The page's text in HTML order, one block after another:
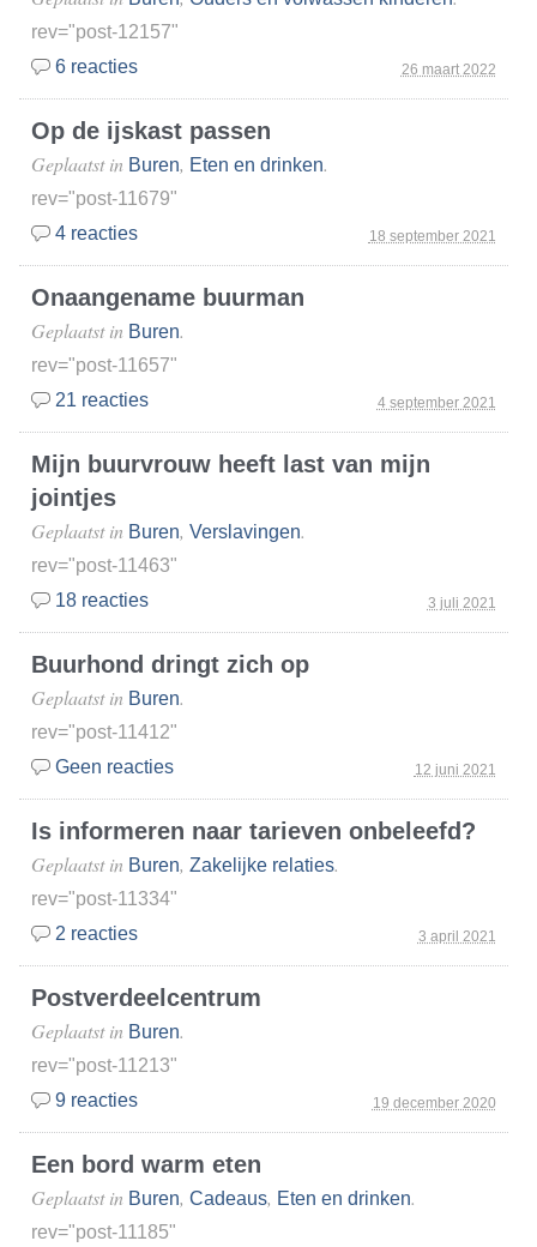
26 maart 2022
rev="post-12157"
6 reacties
Op de ijskast passen
18 september 2021
Geplaatst in Buren, Eten en drinken.
rev="post-11679"
4 reacties
Onaangename buurman
4 september 2021
Geplaatst in Buren.
rev="post-11657"
21 reacties
Mijn buurvrouw heeft last van mijn
jointjes
3 juli 2021
Geplaatst in Buren, Verslavingen.
rev="post-11463"
18 reacties
Buurhond dringt zich op
12 juni 2021
Geplaatst in Buren.
rev="post-11412"
Geen reacties
Is informeren naar tarieven onbeleefd?
3 april 2021
Geplaatst in Buren, Zakelijke relaties.
rev="post-11334"
2 reacties
Postverdeelcentrum
19 december 2020
Geplaatst in Buren.
rev="post-11213"
9 reacties
Een bord warm eten
Geplaatst in Buren, Cadeaus, Eten en drinken.
rev="post-11185"